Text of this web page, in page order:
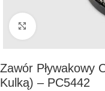
Kliknij, aby
Zawór Pływakowy
Kulką) – PC5442